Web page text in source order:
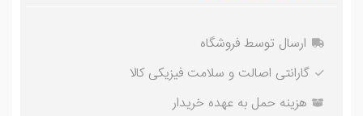
ارسال توسط فروشگاه
گارانتی اصالت و سلامت فیزیکی کالا
هزینه حمل به عهده خریدار